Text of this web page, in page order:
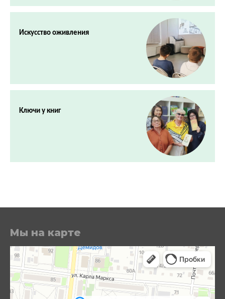
Искусство оживления
Ключи у книг
Мы на карте